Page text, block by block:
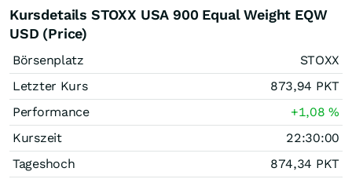
Kursdetails STOXX USA 900 Equal Weight EQW
USD (Price)
Börsenplatz
STOXX
Letzter Kurs
873,94 PKT
Performance
+1,08%
Kurszeit
22:30:00
Tageshoch
874,34 PKT